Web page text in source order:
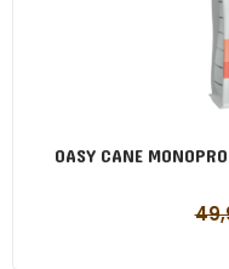
OASY CANE